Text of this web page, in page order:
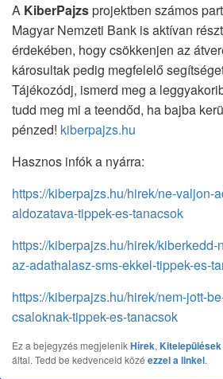
A KiberPajzsprojektben számos
Magyar Nemzeti Bank is aktívan
érdekében, hogy csökkenjen az
károsultak pedig megfelelő
Tájékozódj, ismerd meg a
tudd meg mi a teendőd, ha bajba
pénzed! kiberpajzs.hu
Hasznos infók a nyárra:
https://kiberpajzs.hu/hirek/ne-valjon-
aldozatava-tippek-es-tanacsok
https://kiberpajzs.hu/hirek/
az-adathalasz-sms-ekkel-tippek-es-
https://kiberpajzs.hu/hirek/nem-jott-
csaloknak-tippek-es-tanacsok
Ez a bejegyzés megjelenikHírek, Kitelepülések
által. Tedd be kedvenceid közé ezzel a linkel.